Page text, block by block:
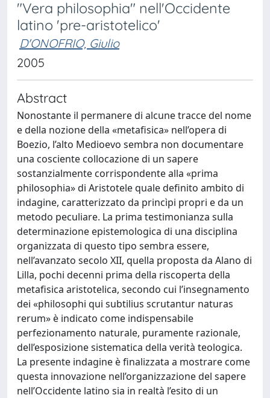
"Vera philosophia" nell'Occidente
latino 'pre-aristotelico'
D'ONOFRIO, Giulio
2005
Abstract
Nonostante il permanere di alcune tracce del nome
e della nozione della «metafisica» nell’opera di
Boezio, l’alto Medioevo sembra non documentare
una cosciente collocazione di un sapere
sostanzialmente corrispondente alla «prima
philosophia» di Aristotele quale definito ambito di
indagine, caratterizzato da princìpi propri e da un
metodo peculiare. La prima testimonianza sulla
determinazione epistemologica di una disciplina
organizzata di questo tipo sembra essere,
nell’avanzato secolo XII, quella proposta da Alano di
Lilla, pochi decenni prima della riscoperta della
metafisica aristotelica, secondo cui l’insegnamento
dei «philosophi qui subtilius scrutantur naturas
rerum» è indicato come indispensabile
perfezionamento naturale, puramente razionale,
dell’esposizione sistematica della verità teologica.
La presente indagine è finalizzata a mostrare come
questa innovazione nell’organizzazione del sapere
nell’Occidente latino sia in realtà l’esito di un